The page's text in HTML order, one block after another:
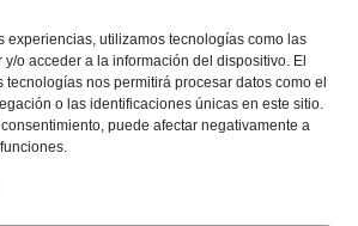
experiencias, utilizamos tecnologías como las
o acceder a la información del dispositivo. El
nos permitirá procesar datos como el
o las identificaciones únicas en este sitio.
puede afectar negativamente a
inmune?
Política
de
(+34)
935